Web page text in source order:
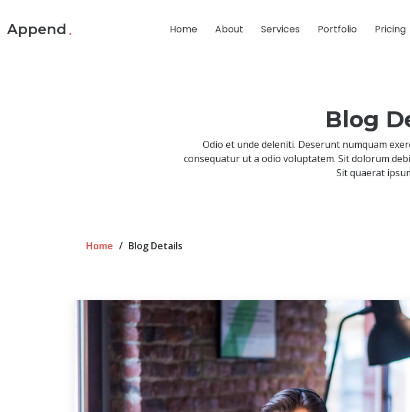
Append . Home About Services Portfolio Pricing
Blog
Odio et unde deleniti. Deserunt numquam
consequatur ut a odio voluptatem. Sit dolorum
Sit quaerat
Home Blog Details